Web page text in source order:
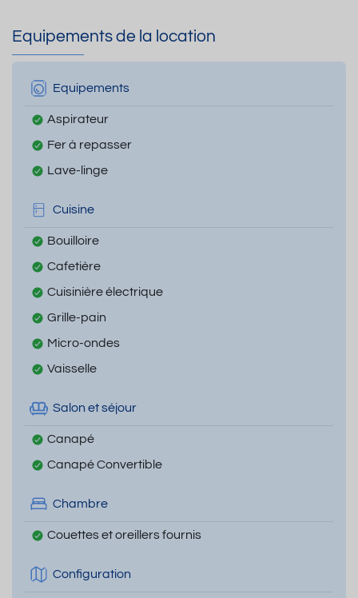
Equipements de la location
Equipements
Aspirateur
Fer à repasser
Lave-linge
Cuisine
Bouilloire
Cafetière
Cuisinière électrique
Grille-pain
Micro-ondes
Vaisselle
Salon et séjour
Canapé
Canapé Convertible
Chambre
Couettes et oreillers fournis
Configuration